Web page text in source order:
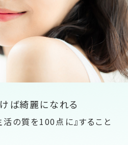
ば綺麗になれる
の質を100点に』すること